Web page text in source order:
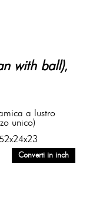
with ball),
a lustro
unico)
Converti in inch